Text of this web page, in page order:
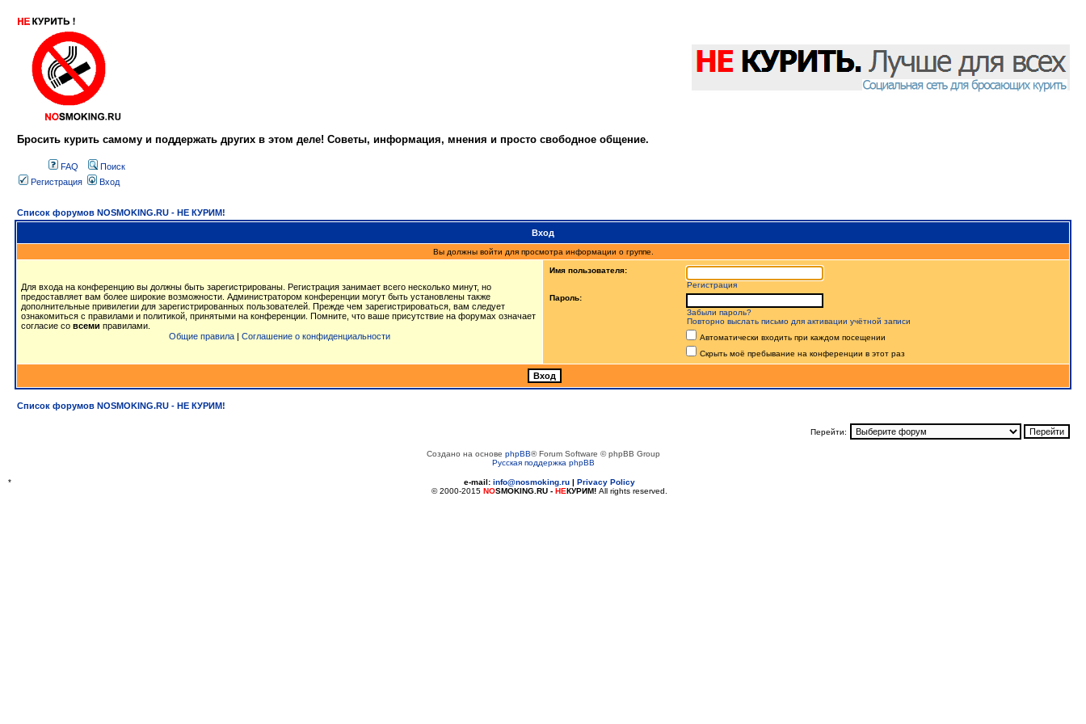
Бросить курить самому и поддержать других в этом деле! Советы, информация, мнения и просто свободное общение.
FAQ
Поиск
Регистрация
Вход
Список форумов NOSMOKING.RU - НЕ КУРИМ!
Вход
Вы должны войти для просмотра информации о группе.
Для входа на конференцию вы должны быть зарегистрированы. Регистрация занимает всего несколько минут, но
предоставляет вам более широкие возможности. Администратором конференции могут быть установлены также
дополнительные привилегии для зарегистрированных пользователей. Прежде чем зарегистрироваться, вам следует
ознакомиться с правилами и политикой, принятыми на конференции. Помните, что ваше присутствие на форумах означает
согласие со всеми правилами.
Общие правила | Соглашение о конфиденциальности
Имя пользователя:
Регистрация
Пароль:
Забыли пароль?
Повторно выслать письмо для активации учётной записи
Автоматически входить при каждом посещении
Скрыть моё пребывание на конференции в этот раз
Список форумов NOSMOKING.RU - НЕ КУРИМ!
Перейти:
Создано на основе phpBB® Forum Software © phpBB Group
Русская поддержка phpBB
* e-mail: info@nosmoking.ru | Privacy Policy
© 2000-2015 NOSMOKING.RU - НЕКУРИМ! All rights reserved.